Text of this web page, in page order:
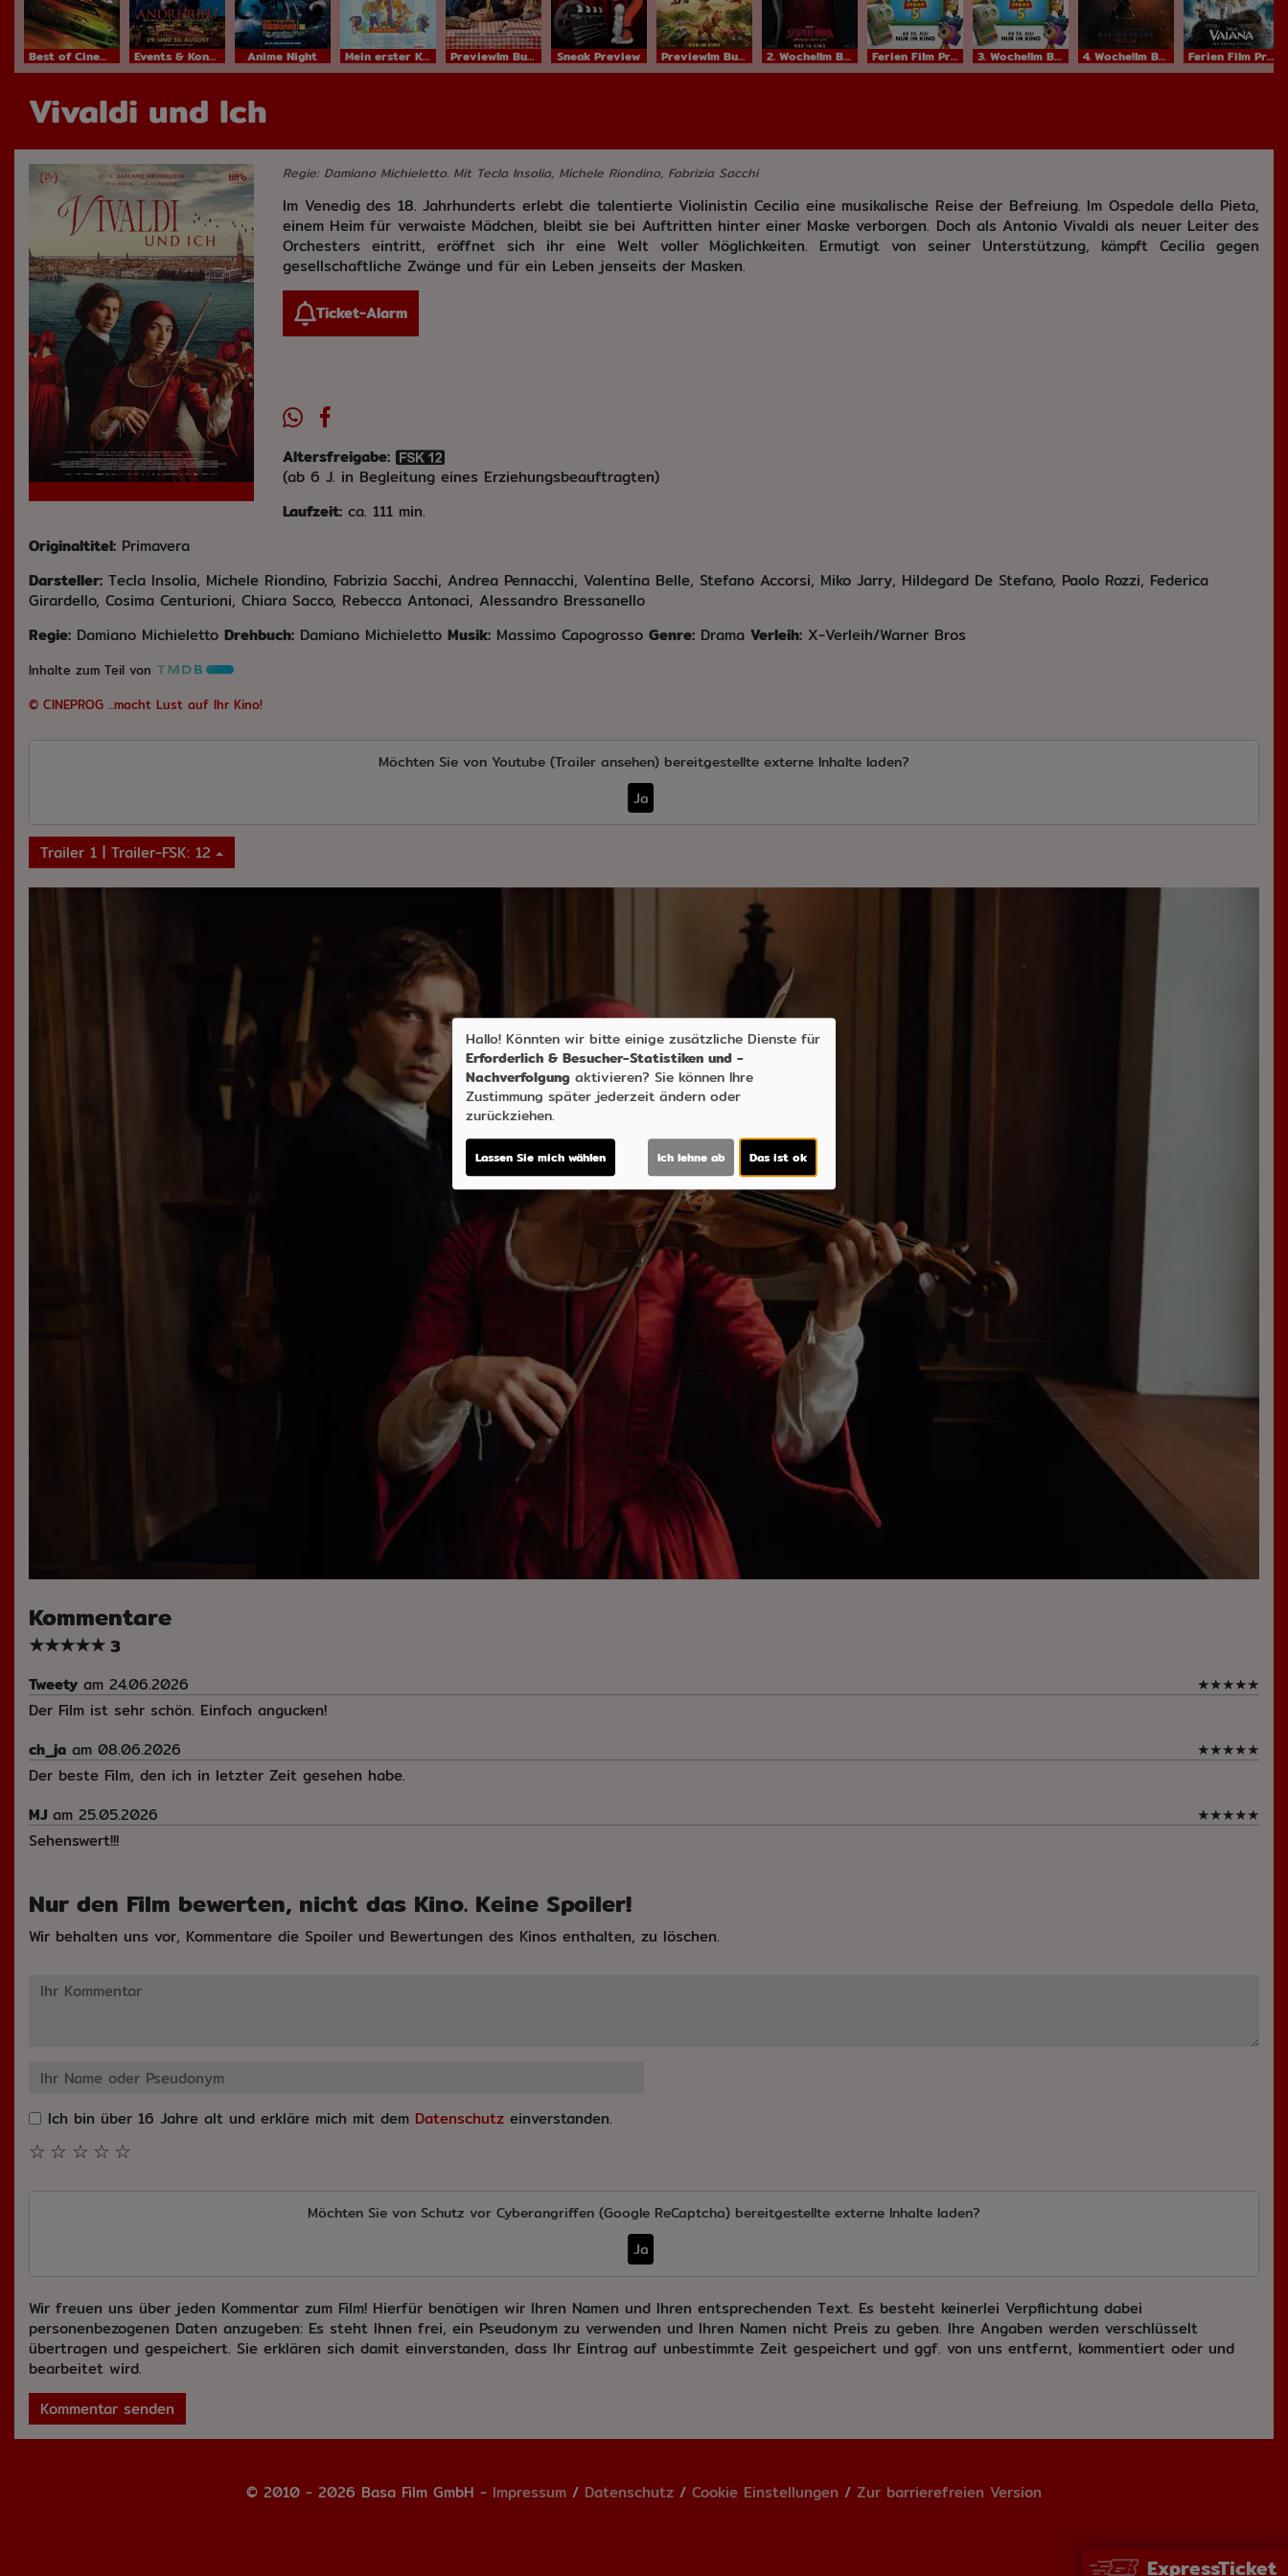
ExpressTicket
Best of Cinema Events & Konzerte Anime Night Mein erster Kinobesuch PreviewIm Bundesstart Sneak Preview PreviewIm Bundesstart 2. Woche!Im Bundesstart Ferien Film ProgrammIm Bundesstart 3. Woche!Im Bundesstart 4. Woche!Im Bundesstart Ferien Film ProgrammIm Bundesstart
Vivaldi und Ich
Regie: Damiano Michieletto. Mit Tecla Insolia, Michele Riondino, Fabrizia Sacchi
Im Venedig des 18. Jahrhunderts erlebt die talentierte Violinistin Cecilia eine musikalische Reise der Befreiung. Im Ospedale della Pieta,
einem Heim für verwaiste Mädchen, bleibt sie bei Auftritten hinter einer Maske verborgen. Doch als Antonio Vivaldi als neuer Leiter des
Orchesters eintritt, eröffnet sich ihr eine Welt voller Möglichkeiten. Ermutigt von seiner Unterstützung, kämpft Cecilia gegen
gesellschaftliche Zwänge und für ein Leben jenseits der Masken.
Ticket-Alarm
Altersfreigabe:
(ab 6 J. in Begleitung eines Erziehungsbeauftragten)
Laufzeit: ca. 111 min.
Originaltitel: Primavera
Darsteller: Tecla Insolia, Michele Riondino, Fabrizia Sacchi, Andrea Pennacchi, Valentina Belle, Stefano Accorsi, Miko Jarry, Hildegard De Stefano, Paolo Rozzi, Federica
Girardello, Cosima Centurioni, Chiara Sacco, Rebecca Antonaci, Alessandro Bressanello
Regie: Damiano Michieletto Drehbuch: Damiano Michieletto Musik: Massimo Capogrosso Genre: Drama Verleih: X-Verleih/Warner Bros
Inhalte zum Teil von
© CINEPROG ...macht Lust auf Ihr Kino!
Möchten Sie von Youtube (Trailer ansehen) bereitgestellte externe Inhalte laden?
Ja
Trailer 1 | Trailer-FSK: 12
Kommentare
★★★★★3
Tweety am 24.06.2026 ★★★★★
Der Film ist sehr schön. Einfach angucken!
ch_ja am 08.06.2026 ★★★★★
Der beste Film, den ich in letzter Zeit gesehen habe.
MJ am 25.05.2026 ★★★★★
Sehenswert!!!
Nur den Film bewerten, nicht das Kino. Keine Spoiler!
Wir behalten uns vor, Kommentare die Spoiler und Bewertungen des Kinos enthalten, zu löschen.
Ich bin über 16 Jahre alt und erkläre mich mit dem Datenschutz einverstanden.
☆
☆
☆
☆
☆
Möchten Sie von Schutz vor Cyberangriffen (Google ReCaptcha) bereitgestellte externe Inhalte laden?
Ja
Wir freuen uns über jeden Kommentar zum Film! Hierfür benötigen wir Ihren Namen und Ihren entsprechenden Text. Es besteht keinerlei Verpflichtung dabei
personenbezogenen Daten anzugeben: Es steht Ihnen frei, ein Pseudonym zu verwenden und Ihren Namen nicht Preis zu geben. Ihre Angaben werden verschlüsselt
übertragen und gespeichert. Sie erklären sich damit einverstanden, dass Ihr Eintrag auf unbestimmte Zeit gespeichert und ggf. von uns entfernt, kommentiert oder und
bearbeitet wird.
Kommentar senden
© 2010 - 2026 Basa Film GmbH - Impressum / Datenschutz / Cookie Einstellungen / Zur barrierefreien Version
Hallo! Könnten wir bitte einige zusätzliche Dienste für
Erforderlich & Besucher-Statistiken und -
Nachverfolgung aktivieren? Sie können Ihre
Zustimmung später jederzeit ändern oder
zurückziehen.
Lassen Sie mich wählen Ich lehne ab Das ist ok